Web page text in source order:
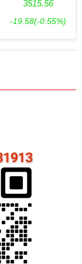
3515.56
-19.58(-0.55%)